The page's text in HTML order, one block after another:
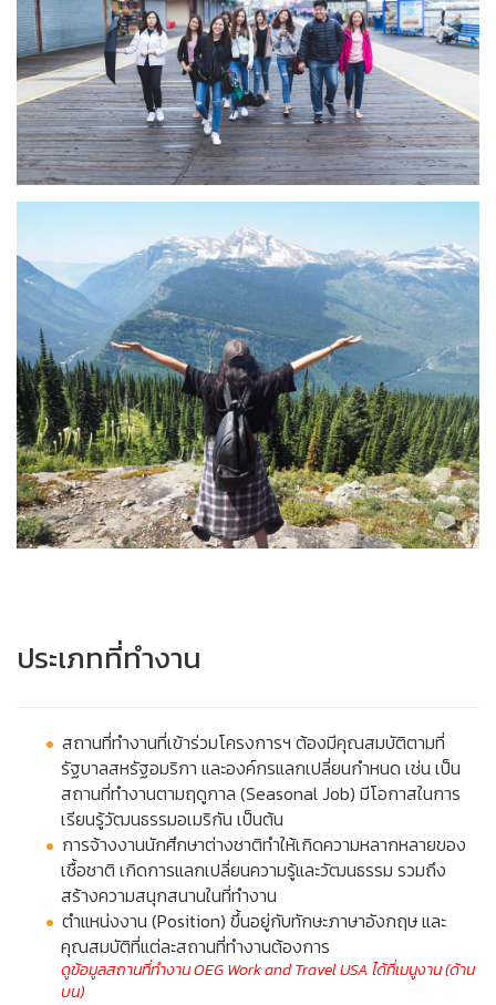
ประเภทที่ทำงาน
สถานที่ทำงานที่เข้าร่วมโครงการฯ ต้องมีคุณสมบัติตามที่
รัฐบาลสหรัฐอมริกา และองค์กรแลกเปลี่ยนกำหนด เช่น เป็น
สถานที่ทำงานตามฤดูกาล (Seasonal Job) มีโอกาสในการ
เรียนรู้วัฒนธรรมอเมริกัน เป็นต้น
การจ้างงานนักศึกษาต่างชาติทำให้เกิดความหลากหลายของ
เชื้อชาติ เกิดการแลกเปลี่ยนความรู้และวัฒนธรรม รวมถึง
สร้างความสนุกสนานในที่ทำงาน
ตำแหน่งงาน (Position) ขึ้นอยู่กับทักษะภาษาอังกฤษ และ
คุณสมบัติที่แต่ละสถานที่ทำงานต้องการ
ดูข้อมูลสถานที่ทำงานOEG Work and Travel USA ได้ที่เมนูงาน (ด้าน
บน)